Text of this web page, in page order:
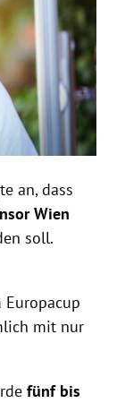
an, dass
Wien
soll.
mit nur
fünf bis